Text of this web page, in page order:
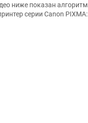
ниже показан алгоритм
серии Canon PIXMA: